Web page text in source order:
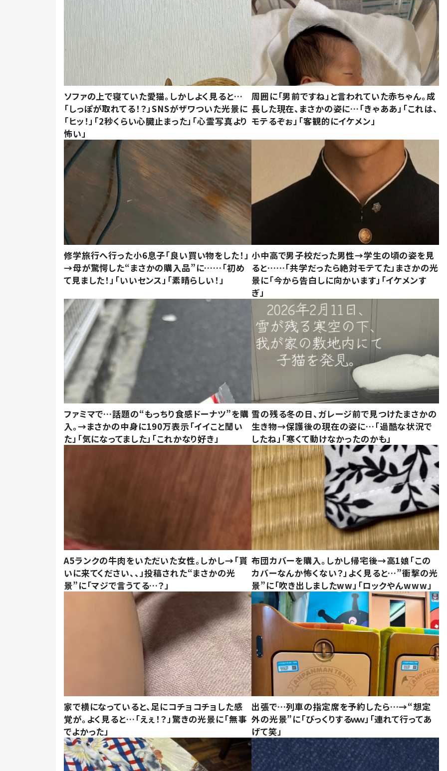
ソファの上で寝ていた愛猫。しかしよく見ると…
「しっぽが取れてる！？」SNSがザワついた光景に
「ヒッ！」「2秒くらい心臓止まった」「心霊写真より
怖い」
周囲に「男前ですね」と言われていた赤ちゃん。成
長した現在、まさかの姿に…「きゃああ」「これは、
モテるぞぉ」「客観的にイケメン」
修学旅行へ行った小6息子「良い買い物をした！」
→母が驚愕した“まさかの購入品”に……「初め
て見ました！」「いいセンス」「素晴らしい！」
小中高で男子校だった男性→学生の頃の姿を見
ると……「共学だったら絶対モテてた」まさかの光
景に「今から告白しに向かいます」「イケメンす
ぎ」
ファミマで…話題の“もっちり食感ドーナツ”を購
入。→まさかの中身に190万表示「イイこと聞い
た」「気になってました」「これかなり好き」
雪の残る冬の日、ガレージ前で見つけたまさかの
生き物→保護後の現在の姿に…「過酷な状況で
したね」「寒くて動けなかったのかも」
A5ランクの牛肉をいただいた女性。しかし→「貰
いに来てください、、」投稿された“まさかの光
景”に「マジで言うてる…？」
布団カバーを購入。しかし帰宅後→高1娘「この
カバーなんか怖くない？」よく見ると…”衝撃の光
景”に「吹き出しましたww」「ロックやんwww」
家で横になっていると、足にコチョコチョした感
覚が。よく見ると…「えぇ！？」驚きの光景に「無事
でよかった」
出張で…列車の指定席を予約したら…→“想定
外の光景”に「びっくりするｗｗ」「連れて行ってあ
げて笑」